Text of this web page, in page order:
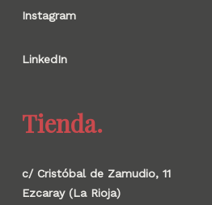
Instagram
LinkedIn
Tienda.
c/ Cristóbal de Zamudio, 11
Ezcaray (La Rioja)